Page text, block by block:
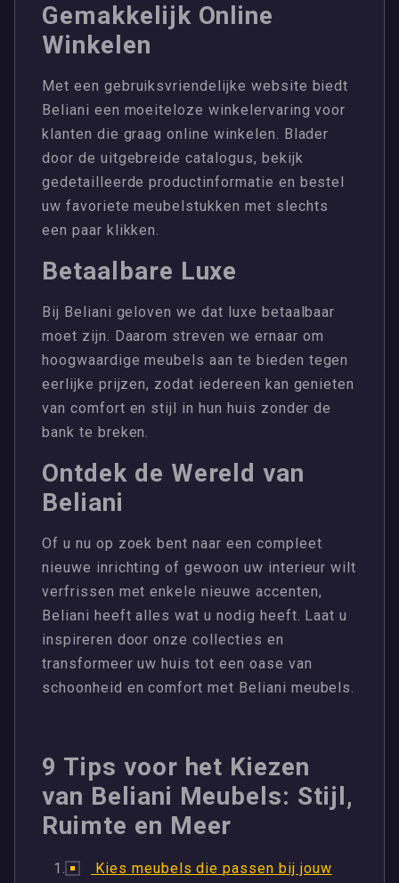
Gemakkelijk Online
Winkelen
Met een gebruiksvriendelijke website biedt
Beliani een moeiteloze winkelervaring voor
klanten die graag online winkelen. Blader
door de uitgebreide catalogus, bekijk
gedetailleerde productinformatie en bestel
uw favoriete meubelstukken met slechts
een paar klikken.
Betaalbare Luxe
Bij Beliani geloven we dat luxe betaalbaar
moet zijn. Daarom streven we ernaar om
hoogwaardige meubels aan te bieden tegen
eerlijke prijzen, zodat iedereen kan genieten
van comfort en stijl in hun huis zonder de
bank te breken.
Ontdek de Wereld van
Beliani
Of u nu op zoek bent naar een compleet
nieuwe inrichting of gewoon uw interieur wilt
verfrissen met enkele nieuwe accenten,
Beliani heeft alles wat u nodig heeft. Laat u
inspireren door onze collecties en
transformeer uw huis tot een oase van
schoonheid en comfort met Beliani meubels.
9 Tips voor het Kiezen
van Beliani Meubels: Stijl,
Ruimte en Meer
Kies meubels die passen bij jouw